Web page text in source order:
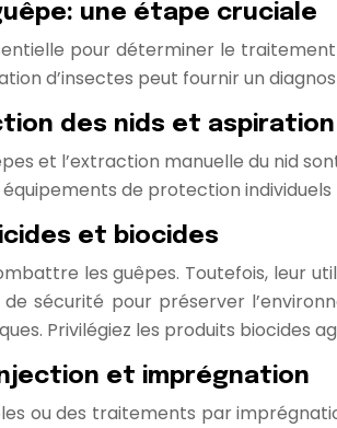
une étape cruciale
pour déterminer le
d’insectes peut fournir un
des nids et aspiration
et l’extraction manuelle du nid
de protection
et biocides
les guêpes. Toutefois, leur
sécurité pour préserver
Privilégiez les produits biocides
et imprégnation
ou des traitements par